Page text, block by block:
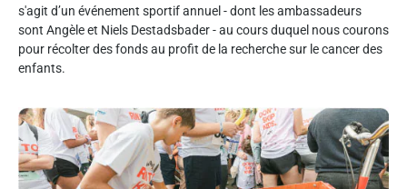
s'agit d’un événement sportif annuel - dont les ambassadeurs
sont Angèle et Niels Destadsbader - au cours duquel nous courons
pour récolter des fonds au profit de la recherche sur le cancer des
enfants.